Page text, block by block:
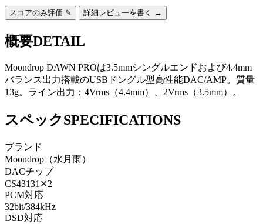
スコアのみ評価 ✎ 詳細レビューを書く →
概要DETAIL
Moondrop DAWN PROは3.5mmシングルエンドおよび4.4mm
バランス出力搭載のUSBドングル型高性能DAC/AMP。質量
13g。ライン出力：4Vrms（4.4mm）、2Vrms（3.5mm）。
スペックSPECIFICATIONS
ブランド
Moondrop（水月雨）
DACチップ
CS43131✕2
PCM対応
32bit/384kHz
DSD対応